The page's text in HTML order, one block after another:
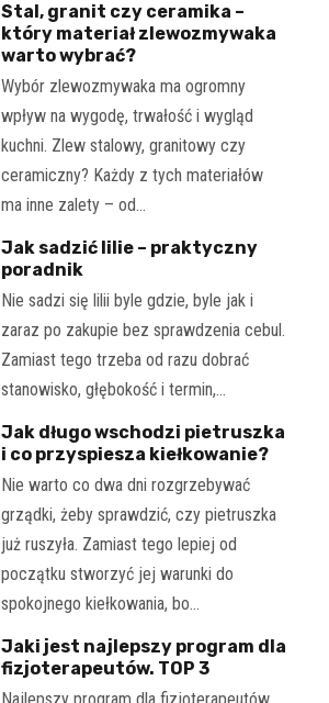
Stal, granit czy ceramika –
który materiał zlewozmywaka
warto wybrać?
Wybór zlewozmywaka ma ogromny
wpływ na wygodę, trwałość i wygląd
kuchni. Zlew stalowy, granitowy czy
ceramiczny? Każdy z tych materiałów
ma inne zalety – od…
Jak sadzić lilie – praktyczny
poradnik
Nie sadzi się lilii byle gdzie, byle jak i
zaraz po zakupie bez sprawdzenia cebul.
Zamiast tego trzeba od razu dobrać
stanowisko, głębokość i termin,…
Jak długo wschodzi pietruszka
i co przyspiesza kiełkowanie?
Nie warto co dwa dni rozgrzebywać
grządki, żeby sprawdzić, czy pietruszka
już ruszyła. Zamiast tego lepiej od
początku stworzyć jej warunki do
spokojnego kiełkowania, bo…
Jaki jest najlepszy program dla
fizjoterapeutów. TOP 3